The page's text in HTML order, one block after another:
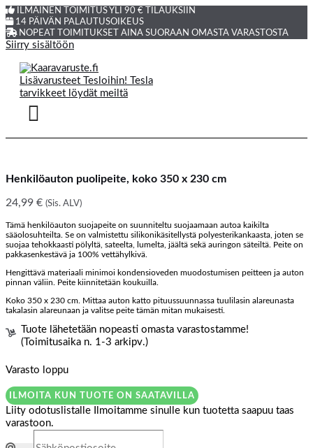
ILMAINEN TOIMITUS YLI 90 € TILAUKSIIN
14 PÄIVÄN PALAUTUSOIKEUS
NOPEAT TOIMITUKSET AINA SUORAAN OMASTA VARASTOSTA
Siirry sisältöön
Henkilöauton puolipeite, koko 350 x 230 cm
24,99 € (Sis. ALV)
Tämä henkilöauton suojapeite on suunniteltu suojaamaan autoa kaikilta
sääolosuhteilta. Se on valmistettu silikonikäsitellystä polyesterikankaasta, joten se
suojaa tehokkaasti pölyltä, sateelta, lumelta, jäältä sekä auringon säteiltä. Peite on
pakkasenkestävä ja 100% vettähylkivä.
Hengittävä materiaali minimoi kondensioveden muodostumisen peitteen ja auton
pinnan väliin. Peite kiinnitetään koukuilla.
Koko 350 x 230 cm. Mittaa auton katto pituussuunnassa tuulilasin alareunasta
takalasin alareunaan ja valitse peite tämän mitan mukaisesti.
Tuote lähetetään nopeasti omasta varastostamme!
(Toimitusaika n. 1-3 arkipv.)
Varasto loppu
ILMOITA KUN TUOTE ON SAATAVILLA
Liity odotuslistalle
Ilmoitamme sinulle kun tuotetta saapuu taas
varastoon.